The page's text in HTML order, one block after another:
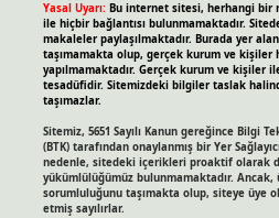
Yasal Uyarı: Bu internet sitesi, herhangi bir
ile hiçbir bağlantısı bulunmamaktadır.
makaleler paylaşılmaktadır. Burada yer
taşımamakta olup, gerçek kurum ve kişiler
yapılmamaktadır. Gerçek kurum ve kişiler
tesadüfidir. Sitemizdeki bilgiler taslak
taşımazlar.
Sitemiz, 5651 Sayılı Kanun gereğince Bilgi
(BTK) tarafından onaylanmış bir Yer
nedenle, sitedeki içerikleri proaktif olarak
yükümlülüğümüz bulunmamaktadır.
sorumluluğunu taşımakta olup, siteye üye
etmiş sayılırlar.